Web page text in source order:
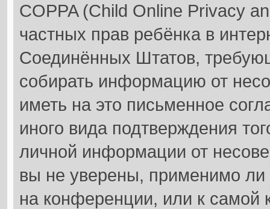
COPPA (Child Online Privacy
частных прав ребёнка в
Соединённых Штатов,
собирать информацию от
иметь на это письменное
иного вида подтверждения
личной информации от
вы не уверены, применимо ли
на конференции, или к самой